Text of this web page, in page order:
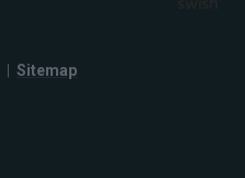
Sitemap